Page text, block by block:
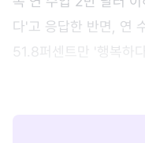
다'고 응답한 반면, 연
51.8퍼센트만 '행복하